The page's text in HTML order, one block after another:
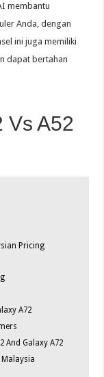
membantu
Anda, dengan
ini juga memiliki
dapat bertahan
Vs A52
Pricing
A72
And Galaxy A72
Malaysia